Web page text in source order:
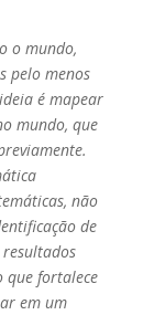
o mundo,
pelo menos
é mapear
mundo, que
não
de
que fortalece
em um